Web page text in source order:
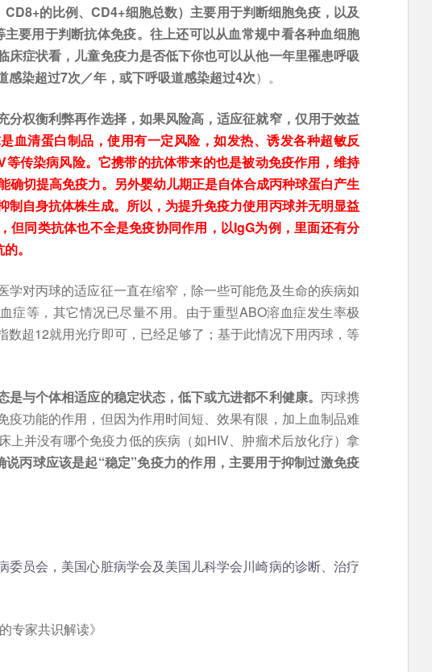
的比例、CD4+细胞总数）主要用于判断细胞免疫，以及
要用于判断抗体免疫。往上还可以从血常规中看各种血细胞
床症状看，儿童免疫力是否低下你也可以从他一年里罹患呼吸
感染超过7次／年，或下呼吸道感染超过4次）。
分权衡利弊再作选择，如果风险高，适应征就窄，仅用于效益
血清蛋白制品，使用有一定风险，如发热、诱发各种超敏反
传染病风险。它携带的抗体带来的也是被动免疫作用，维持
确切提高免疫力。另外婴幼儿期正是自体合成丙种球蛋白产生
制自身抗体株生成。所以，为提升免疫力使用丙球并无明显益
但同类抗体也不全是免疫协同作用，以IgG为例，里面还有分
。
学对丙球的适应征一直在缩窄，除一些可能危及生命的疾病如
症等，其它情况已尽量不用。由于重型ABO溶血症发生率极
数超12就用光疗即可，已经足够了；基于此情况下用丙球，等
是与个体相适应的稳定状态，低下或亢进都不利健康。 丙球携
疫功能的作用，但因为作用时间短、效果有限，加上血制品难
上并没有哪个免疫力低的疾病（如HIV、肿瘤术后放化疗）拿
说丙球应该是起“稳定”免疫力的作用，主要用于抑制过激免疫
委员会，美国心脏病学会及美国儿科学会川崎病的诊断、治疗
专家共识解读》